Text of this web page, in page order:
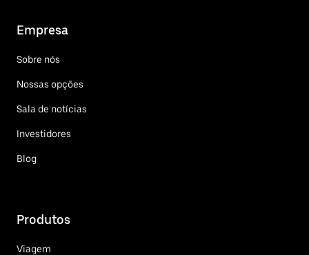
Empresa
Sobre nós
Nossas opções
Sala de notícias
Investidores
Blog
Produtos
Viagem